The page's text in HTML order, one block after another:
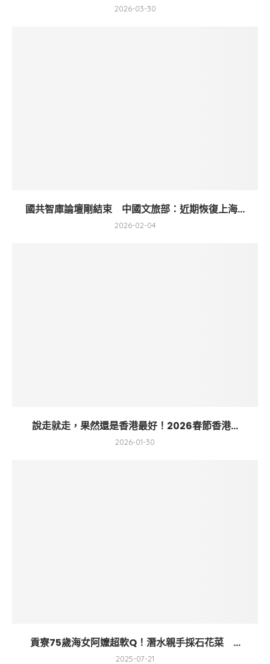
2026-03-30
國共智庫論壇剛結束 中國文旅部：近期恢復上海...
2026-02-04
說走就走，果然還是香港最好！2026春節香港...
2026-01-30
貢寮75歲海女阿嬤超軟Q！潛水親手採石花菜 ...
2025-07-21